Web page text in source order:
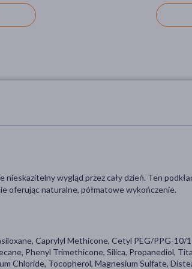
wygląd przez cały dzień. Ten
oferując naturalne, półmatowe wykończenie.
Caprylyl Methicone, Cetyl PEG/PPG-10/
Phenyl Trimethicone, Silica, Propanediol,
Chloride, Tocopherol, Magnesium Sulfate,